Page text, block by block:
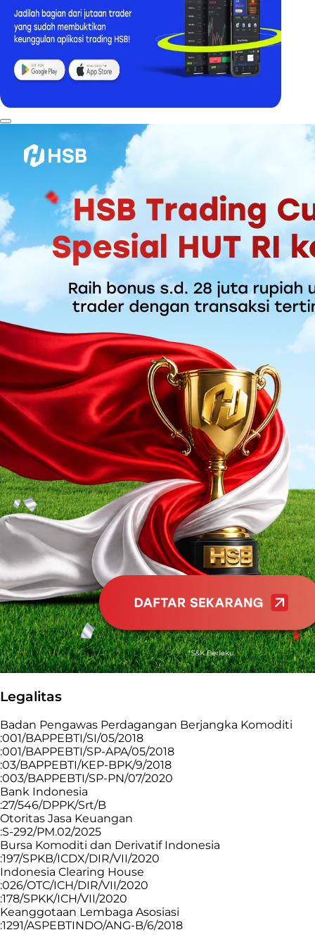
Legalitas
Badan Pengawas Perdagangan Berjangka Komoditi
:001/BAPPEBTI/SI/05/2018
:001/BAPPEBTI/SP-APA/05/2018
:03/BAPPEBTI/KEP-BPK/9/2018
:003/BAPPEBTI/SP-PN/07/2020
Bank Indonesia
:27/546/DPPK/Srt/B
Otoritas Jasa Keuangan
:S-292/PM.02/2025
Bursa Komoditi dan Derivatif Indonesia
:197/SPKB/ICDX/DIR/VII/2020
Indonesia Clearing House
:026/OTC/ICH/DIR/VII/2020
:178/SPKK/ICH/VII/2020
Keanggotaan Lembaga Asosiasi
:1291/ASPEBTINDO/ANG-B/6/2018